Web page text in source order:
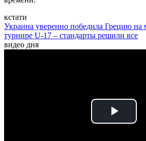
кстати
Украина уверенно победила Грецию
турнире U-17 – стандарты решили все
видео дня
Play